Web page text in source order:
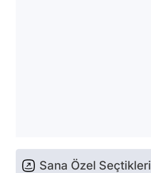
Sana Özel